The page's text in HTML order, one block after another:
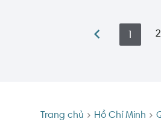
1 2
Trang chủ Hồ Chí Minh